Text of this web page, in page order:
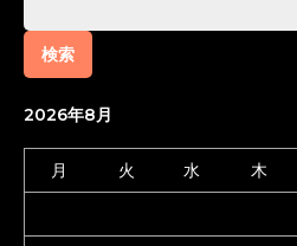
索:
2026年8月
月 火 水 木